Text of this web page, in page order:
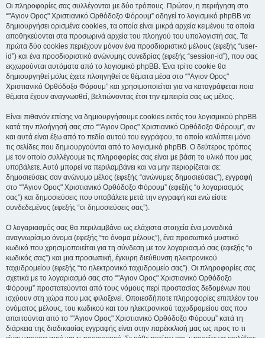
Οι πληροφορίες σας συλλέγονται με δύο τρόπους. Πρώτον, η περιήγηση στο
“"Αγιον Ορος" Χριστιανικό Ορθόδοξο Φόρουμ” οδηγεί το λογισμικό phpBB να
δημιουργήσει ορισμένα cookies, τα οποία είναι μικρά αρχεία κειμένου τα οποία
αποθηκεύονται στα προσωρινά αρχεία του πλοηγού του υπολογιστή σας. Τα
πρώτα δύο cookies περιέχουν μόνον ένα προσδιοριστικό μέλους (εφεξής “user-
id”) και ένα προσδιοριστικό ανώνυμης συνεδρίας (εφεξής “session-id”), που σας
εκχωρούνται αυτόματα από το λογισμικό phpBB. Ένα τρίτο cookie θα
δημιουργηθεί μόλις έχετε πλοηγηθεί σε θέματα μέσα στο “"Αγιον Ορος"
Χριστιανικό Ορθόδοξο Φόρουμ” και χρησιμοποιείται για να καταγράφεται ποια
θέματα έχουν αναγνωσθεί, βελτιώνοντας έτσι την εμπειρία σας ως μέλος.
Είναι πιθανόν επίσης να δημιουργήσουμε cookies εκτός του λογισμικού phpBB
κατά την πλοήγησή σας στο “"Αγιον Ορος" Χριστιανικό Ορθόδοξο Φόρουμ”, αν
και αυτά είναι έξω από το πεδίο αυτού του εγγράφου, το οποίο καλύπτει μόνο
τις σελίδες που δημιουργούνται από το λογισμικό phpBB. Ο δεύτερος τρόπος
με τον οποίο συλλέγουμε τις πληροφορίες σας είναι με βάση το υλικό που μας
υποβάλετε. Αυτό μπορεί να περιλαμβάνει και να μην περιορίζεται σε:
δημοσιεύσεις σαν ανώνυμο μέλος (εφεξής “ανώνυμες δημοσιεύσεις”), εγγραφή
στο “"Αγιον Ορος" Χριστιανικό Ορθόδοξο Φόρουμ” (εφεξής “ο λογαριασμός
σας”) και δημοσιεύσεις που υποβάλετε μετά την εγγραφή και ενώ είστε
συνδεδεμένος (εφεξής “οι δημοσιεύσεις σας”).
Ο λογαριασμός σας θα περιλαμβάνει ως ελάχιστα στοιχεία ένα μοναδικά
αναγνωρίσιμο όνομα (εφεξής “το όνομα μέλους”), ένα προσωπικό μυστικό
κωδικό που χρησιμοποιείται για τη σύνδεση με τον λογαριασμό σας (εφεξής “ο
κωδικός σας”) και μια προσωπική, έγκυρη διεύθυνση ηλεκτρονικού
ταχυδρομείου (εφεξής “το ηλεκτρονικό ταχυδρομείο σας”). Οι πληροφορίες σας
σχετικά με το λογαριασμό σας στο “"Αγιον Ορος" Χριστιανικό Ορθόδοξο
Φόρουμ” προστατεύονται από τους νόμους περί προστασίας δεδομένων που
ισχύουν στη χώρα που μας φιλοξενεί. Οποιεσδήποτε πληροφορίες επιπλέον του
ονόματος μέλους, του κωδικού και του ηλεκτρονικού ταχυδρομείου σας που
απαιτούνται από το “"Αγιον Ορος" Χριστιανικό Ορθόδοξο Φόρουμ” κατά τη
διάρκεια της διαδικασίας εγγραφής είναι στην παρέκκλισή μας ως προς το τι